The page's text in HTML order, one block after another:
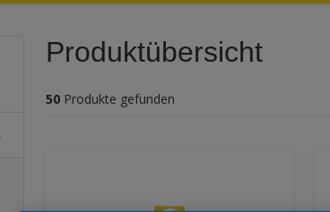
Produktübersicht
50 Produkte gefunden